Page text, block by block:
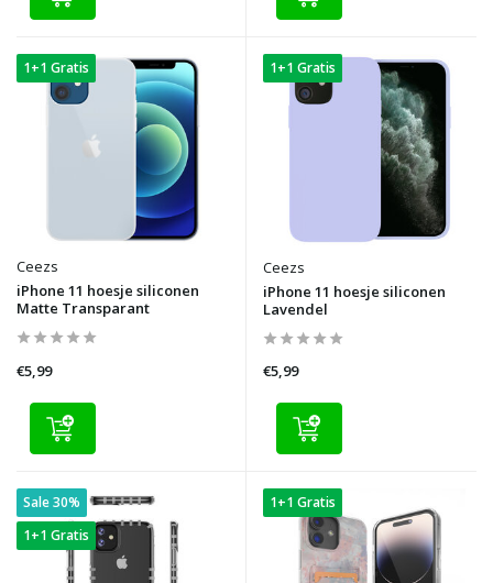
1+1 Gratis
Ceezs
iPhone 11 hoesje siliconen
Matte Transparant
€5,99
1+1 Gratis
Ceezs
iPhone 11 hoesje siliconen
Lavendel
€5,99
Sale 30%
1+1 Gratis
1+1 Gratis